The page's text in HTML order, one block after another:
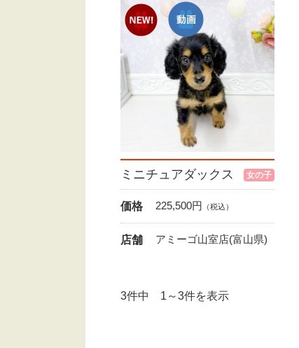
ミニチュアダックス 女の子
価格 225,500円 （税込）
店舗 アミーゴ山室店(富山県)
3件中 1～3件を表示